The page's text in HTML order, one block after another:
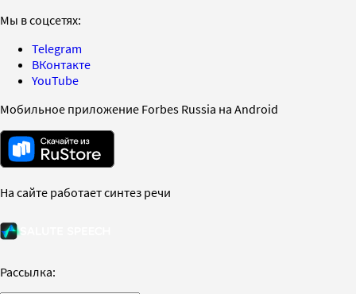
Мы в соцсетях:
Telegram
ВКонтакте
YouTube
Мобильное приложение Forbes Russia на Android
На сайте работает синтез речи
Рассылка: